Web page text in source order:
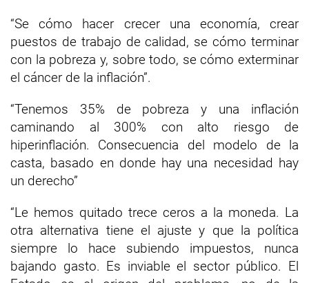
“Se cómo hacer crecer una economía, crear
puestos de trabajo de calidad, se cómo terminar
con la pobreza y, sobre todo, se cómo exterminar
el cáncer de la inflación”.
“Tenemos 35% de pobreza y una inflación
caminando al 300% con alto riesgo de
hiperinflación. Consecuencia del modelo de la
casta, basado en donde hay una necesidad hay
un derecho”
“Le hemos quitado trece ceros a la moneda. La
otra alternativa tiene el ajuste y que la política
siempre lo hace subiendo impuestos, nunca
bajando gasto. Es inviable el sector público. El